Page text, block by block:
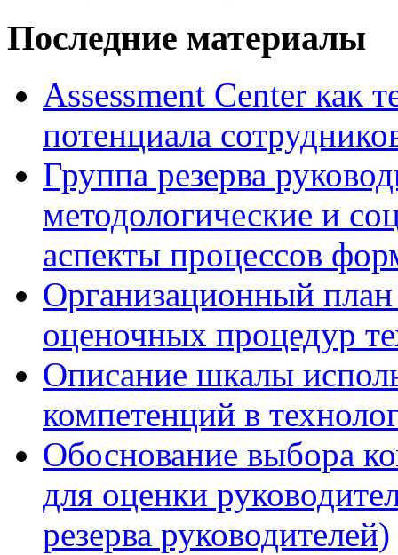
Последние материалы
Assessment Center как
потенциала
Группа резерва
методологические и
аспекты процессов
Организационный
оценочных процедур
Описание шкалы
компетенций в
Обоснование выбора
для оценки
резерва руководителей)